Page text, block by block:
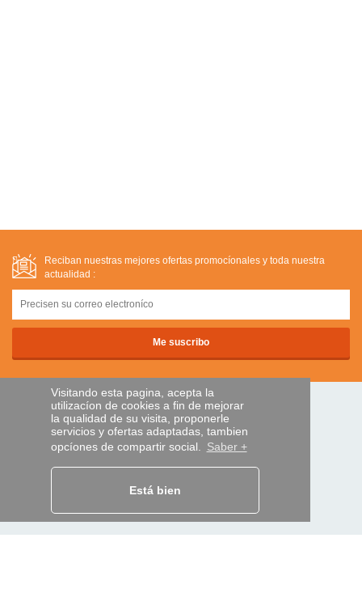
Visitando esta pagina, acepta la
utilizacíon de cookies a fin de mejorar
la qualidad de su visita, proponerle
servicios y ofertas adaptadas, tambien
opcíones de compartir social. Saber +
Está bien
Reciban nuestras mejores ofertas promocíonales y toda nuestra
actualidad :
PAGOS SEGUROS
Localice su envío